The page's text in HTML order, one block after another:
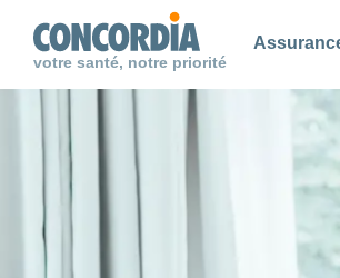
votre santé, notre priorité
Chercher
Chercher
Chercher